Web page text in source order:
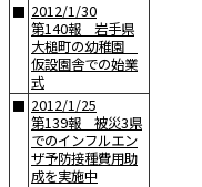
■ 2012/1/30
第140報 岩手県
大槌町の幼稚園
仮設園舎での始業
式
■ 2012/1/25
第139報 被災3県
でのインフルエン
ザ予防接種費用助
成を実施中